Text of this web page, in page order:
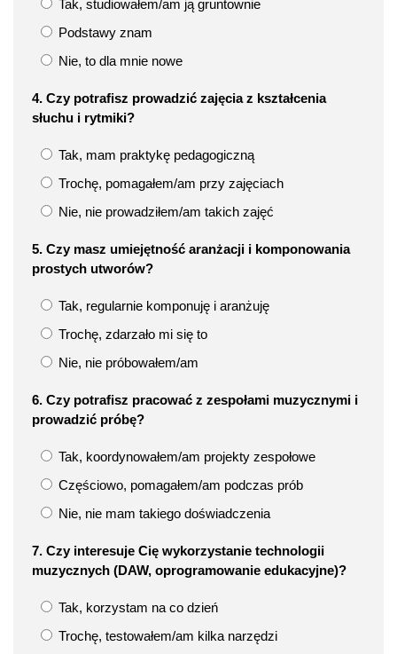
Tak, studiowałem/am ją gruntownie
Podstawy znam
Nie, to dla mnie nowe
4. Czy potrafisz prowadzić zajęcia z kształcenia
słuchu i rytmiki?
Tak, mam praktykę pedagogiczną
Trochę, pomagałem/am przy zajęciach
Nie, nie prowadziłem/am takich zajęć
5. Czy masz umiejętność aranżacji i komponowania
prostych utworów?
Tak, regularnie komponuję i aranżuję
Trochę, zdarzało mi się to
Nie, nie próbowałem/am
6. Czy potrafisz pracować z zespołami muzycznymi i
prowadzić próbę?
Tak, koordynowałem/am projekty zespołowe
Częściowo, pomagałem/am podczas prób
Nie, nie mam takiego doświadczenia
7. Czy interesuje Cię wykorzystanie technologii
muzycznych (DAW, oprogramowanie edukacyjne)?
Tak, korzystam na co dzień
Trochę, testowałem/am kilka narzędzi